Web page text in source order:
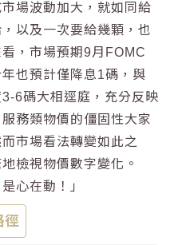
場波動加大，就如同給
以及一次要給幾顆，也
，市場預期9月FOMC
也預計僅降息1碼，與
6碼大相逕庭，充分反映
務類物價的僵固性大家
市場看法轉變如此之
檢視物價數字變化。
心在動！」
徑